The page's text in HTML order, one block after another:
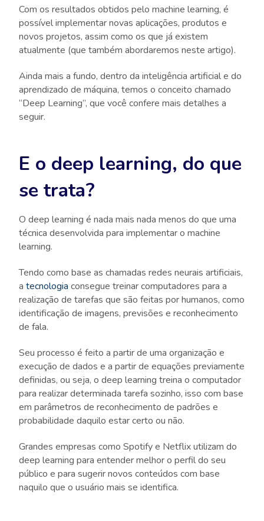
Com os resultados obtidos pelo machine learning, é
possível implementar novas aplicações, produtos e
novos projetos, assim como os que já existem
atualmente (que também abordaremos neste artigo).
Ainda mais a fundo, dentro da inteligência artificial e do
aprendizado de máquina, temos o conceito chamado
“Deep Learning”, que você confere mais detalhes a
seguir.
E o deep learning, do que
se trata?
O deep learning é nada mais nada menos do que uma
técnica desenvolvida para implementar o machine
learning.
Tendo como base as chamadas redes neurais artificiais,
a tecnologia consegue treinar computadores para a
realização de tarefas que são feitas por humanos, como
identificação de imagens, previsões e reconhecimento
de fala.
Seu processo é feito a partir de uma organização e
execução de dados e a partir de equações previamente
definidas, ou seja, o deep learning treina o computador
para realizar determinada tarefa sozinho, isso com base
em parâmetros de reconhecimento de padrões e
probabilidade daquilo estar certo ou não.
Grandes empresas como Spotify e Netflix utilizam do
deep learning para entender melhor o perfil do seu
público e para sugerir novos conteúdos com base
naquilo que o usuário mais se identifica.